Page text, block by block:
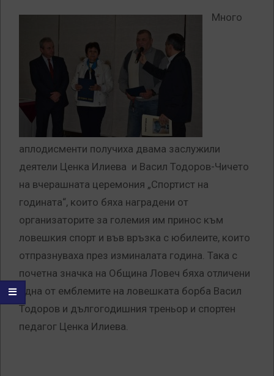
Много
аплодисменти получиха двама заслужили
деятели Ценка Илиева и Васил Тодоров-Чичето
на вчерашната церемония „Спортист на
годината“, които бяха наградени от
организаторите за големия им принос към
ловешкия спорт и във връзка с юбилеите, които
отпразнуваха през изминалата година. Така с
почетна значка на Община Ловеч бяха отличени
една от емблемите на ловешката борба Васил
Тодоров и дългогодишния треньор и спортен
педагог Ценка Илиева.